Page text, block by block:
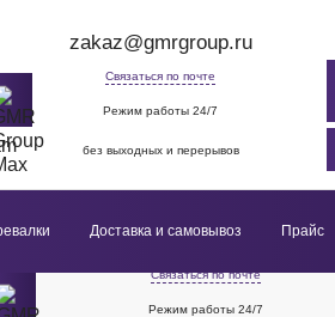
zakaz@gmrgroup.ru
Связаться по почте
Режим работы 24/7
без выходных и перерывов
Доставка и самовывоз Прайс
zakaz@gmrgroup.ru
Связаться по почте
Режим работы 24/7